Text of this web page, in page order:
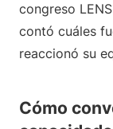
congreso
contó cuáles
reaccionó su
Cómo